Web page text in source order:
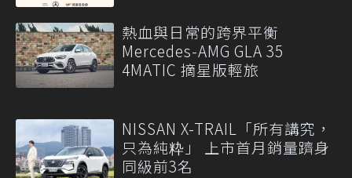
熱血與日常的跨界平衡
Mercedes-AMG GLA 35
4MATIC 摘星版輕旅
NISSAN X-TRAIL「所有講究，
只為純粋」 上市首月銷量躋身
同級前3名